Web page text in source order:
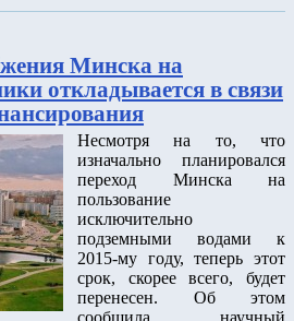
Минска на
откладывается в связи
Несмотря на то, что
изначально планировался
переход Минска на
пользование
исключительно
подземными водами к
2015-му году, теперь этот
срок, скорее всего, будет
перенесен. Об этом
сообщила научный